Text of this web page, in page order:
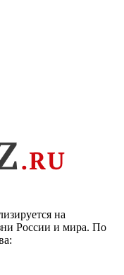
на
России и мира. По